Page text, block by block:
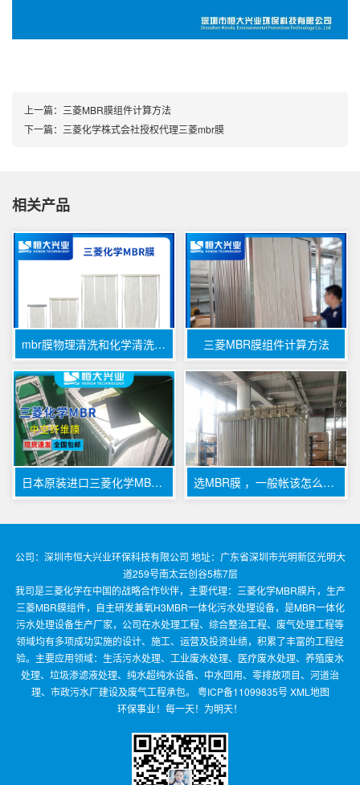
上一篇： 三菱MBR膜组件计算方法
下一篇： 三菱化学株式会社授权代理三菱mbr膜
相关产品
mbr膜物理清洗和化学清洗区别 三菱MBR膜组件计算方法
日本原装进口三菱化学MBR膜 —— 适用于工业污水的高效过滤解决方案 选MBR膜 ，一般帐该怎么算，选品牌该咋选，不同废水用什么工艺
公司：深圳市恒大兴业环保科技有限公司 地址：广东省深圳市光明新区光明大
道259号南太云创谷5栋7层
我司是三菱化学在中国的战略合作伙伴，主要代理：三菱化学MBR膜片，生产
三菱MBR膜组件，自主研发兼氧H3MBR一体化污水处理设备，是MBR一体化
污水处理设备生产厂家，公司在水处理工程、综合整治工程、废气处理工程等
领域均有多项成功实施的设计、施工、运营及投资业绩，积累了丰富的工程经
验。主要应用领域：生活污水处理、工业废水处理、医疗废水处理、养殖废水
处理、垃圾渗滤液处理、纯水超纯水设备、中水回用、零排放项目、河道治
理、市政污水厂建设及废气工程承包。 粤ICP备11099835号 XML地图
环保事业！每一天！为明天！